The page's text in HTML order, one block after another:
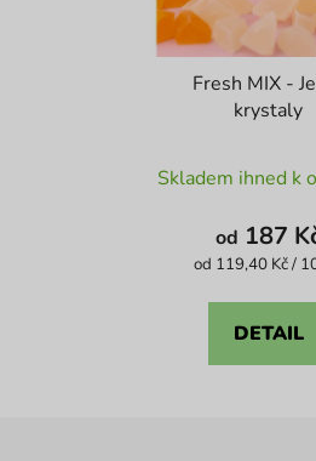
Fresh MIX -
krystaly
je
z
Skladem ihned k
od 187
Měrná
od 119,40 Kč /
DETAIL